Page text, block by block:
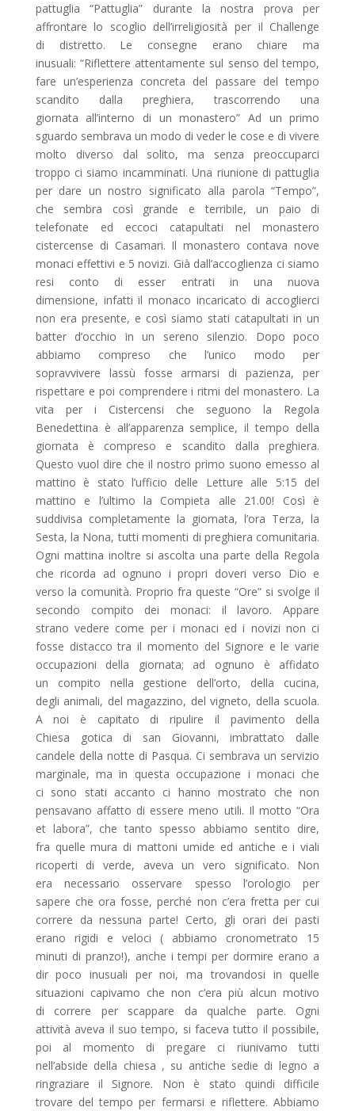
pattuglia “Pattuglia” durante la nostra prova per
affrontare lo scoglio dell’irreligiosità per il Challenge
di distretto. Le consegne erano chiare ma
inusuali: “Riflettere attentamente sul senso del tempo,
fare un’esperienza concreta del passare del tempo
scandito dalla preghiera, trascorrendo una
giornata all’interno di un monastero” Ad un primo
sguardo sembrava un modo di veder le cose e di vivere
molto diverso dal solito, ma senza preoccuparci
troppo ci siamo incamminati. Una riunione di pattuglia
per dare un nostro significato alla parola “Tempo”,
che sembra così grande e terribile, un paio di
telefonate ed eccoci catapultati nel monastero
cistercense di Casamari. Il monastero contava nove
monaci effettivi e 5 novizi. Già dall’accoglienza ci siamo
resi conto di esser entrati in una nuova
dimensione, infatti il monaco incaricato di accoglierci
non era presente, e così siamo stati catapultati in un
batter d’occhio in un sereno silenzio. Dopo poco
abbiamo compreso che l’unico modo per
sopravvivere lassù fosse armarsi di pazienza, per
rispettare e poi comprendere i ritmi del monastero. La
vita per i Cistercensi che seguono la Regola
Benedettina è all’apparenza semplice, il tempo della
giornata è compreso e scandito dalla preghiera.
Questo vuol dire che il nostro primo suono emesso al
mattino è stato l’ufficio delle Letture alle 5:15 del
mattino e l’ultimo la Compieta alle 21.00! Così è
suddivisa completamente la giornata, l’ora Terza, la
Sesta, la Nona, tutti momenti di preghiera comunitaria.
Ogni mattina inoltre si ascolta una parte della Regola
che ricorda ad ognuno i propri doveri verso Dio e
verso la comunità. Proprio fra queste “Ore” si svolge il
secondo compito dei monaci: il lavoro. Appare
strano vedere come per i monaci ed i novizi non ci
fosse distacco tra il momento del Signore e le varie
occupazioni della giornata; ad ognuno è affidato
un compito nella gestione dell’orto, della cucina,
degli animali, del magazzino, del vigneto, della scuola.
A noi è capitato di ripulire il pavimento della
Chiesa gotica di san Giovanni, imbrattato dalle
candele della notte di Pasqua. Ci sembrava un servizio
marginale, ma in questa occupazione i monaci che
ci sono stati accanto ci hanno mostrato che non
pensavano affatto di essere meno utili. Il motto “Ora
et labora”, che tanto spesso abbiamo sentito dire,
fra quelle mura di mattoni umide ed antiche e i viali
ricoperti di verde, aveva un vero significato. Non
era necessario osservare spesso l’orologio per
sapere che ora fosse, perché non c’era fretta per cui
correre da nessuna parte! Certo, gli orari dei pasti
erano rigidi e veloci ( abbiamo cronometrato 15
minuti di pranzo!), anche i tempi per dormire erano a
dir poco inusuali per noi, ma trovandosi in quelle
situazioni capivamo che non c’era più alcun motivo
di correre per scappare da qualche parte. Ogni
attività aveva il suo tempo, si faceva tutto il possibile,
poi al momento di pregare ci riunivamo tutti
nell’abside della chiesa , su antiche sedie di legno a
ringraziare il Signore. Non è stato quindi difficile
trovare del tempo per fermarsi e riflettere. Abbiamo